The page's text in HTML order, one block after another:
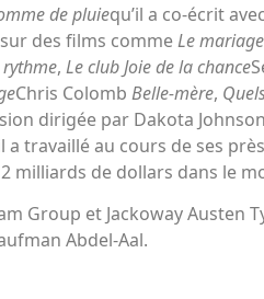
de pluiequ’il a co-écrit
des films commeLe
, Le club Joie de la chance
Chris Colomb Belle-mère,
dirigée par Dakota
a travaillé au cours de ses
milliards de dollars dans le
Group et Jackoway Austen
Abdel-Aal.